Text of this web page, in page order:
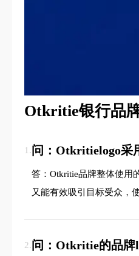
Otkritie银行品
1.问：Otkritielogo采
答：Otkritie品牌整体使用
又能有效吸引目标受众，
2.问：Otkritie的品牌